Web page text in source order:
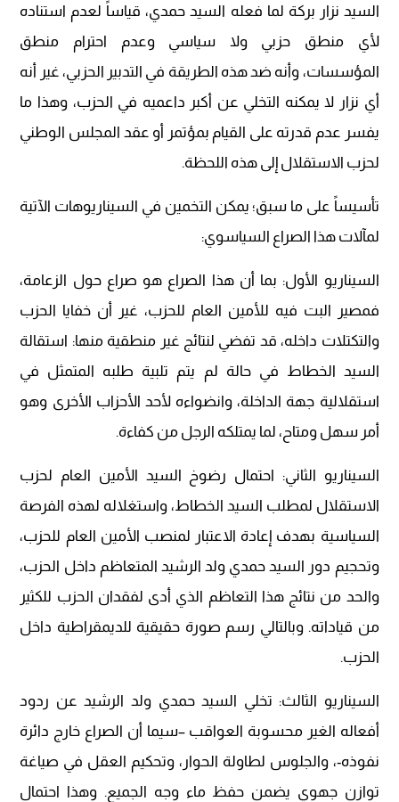
السيد نزار بركة لما فعله السيد حمدي، قياساً لعدم استناده
لأي منطق حزبي ولا سياسي وعدم احترام منطق
المؤسسات، وأنه ضد هذه الطريقة في التدبير الحزبي، غير أنه
أي نزار لا يمكنه التخلي عن أكبر داعميه في الحزب، وهذا ما
يفسر عدم قدرته على القيام بمؤتمر أو عقد المجلس الوطني
لحزب الاستقلال إلى هذه اللحظة.
تأسيساً على ما سبق؛ يمكن التخمين في السيناريوهات الآتية
لمآلات هذا الصراع السياسوي:
السيناريو الأول: بما أن هذا الصراع هو صراع حول الزعامة،
فمصير البت فيه للأمين العام للحزب، غير أن خفايا الحزب
والتكتلات داخله، قد تفضي لنتائج غير منطقية منها: استقالة
السيد الخطاط في حالة لم يتم تلبية طلبه المتمثل في
استقلالية جهة الداخلة، وانضواءه لأحد الأحزاب الأخرى وهو
أمر سهل ومتاح، لما يمتلكه الرجل من كفاءة.
السيناريو الثاني: احتمال رضوخ السيد الأمين العام لحزب
الاستقلال لمطلب السيد الخطاط، واستغلاله لهذه الفرصة
السياسية بهدف إعادة الاعتبار لمنصب الأمين العام للحزب،
وتحجيم دور السيد حمدي ولد الرشيد المتعاظم داخل الحزب،
والحد من نتائج هذا التعاظم الذي أدى لفقدان الحزب للكثير
من قياداته. وبالتالي رسم صورة حقيقية للديمقراطية داخل
الحزب.
السيناريو الثالث: تخلي السيد حمدي ولد الرشيد عن ردود
أفعاله الغير محسوبة العواقب –سيما أن الصراع خارج دائرة
نفوذه-، والجلوس لطاولة الحوار، وتحكيم العقل في صياغة
توازن جهوي يضمن حفظ ماء وجه الجميع. وهذا احتمال